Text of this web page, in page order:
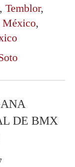
Temblor,
México,
DE BMX